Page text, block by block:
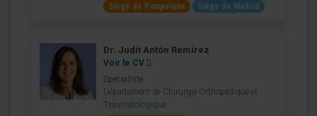
Siège de Pampelune
Siège de Madrid
Dr. Judit Antón Remírez
Voir le CV
Spécialiste
Département de Chirurgie Orthopédique et
Traumatologique